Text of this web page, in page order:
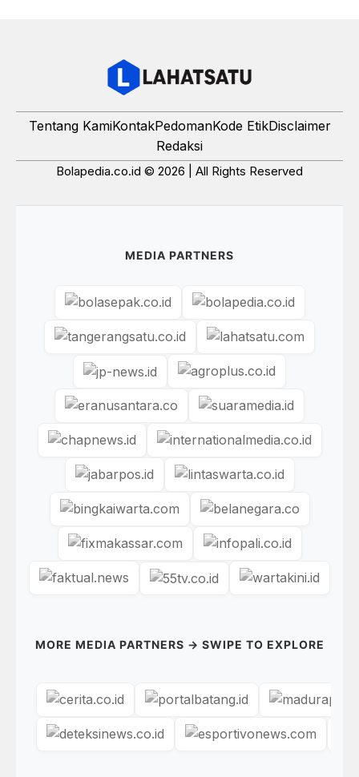
Tentang KamiKontakPedomanKode EtikDisclaimer
Redaksi
Bolapedia.co.id © 2026 | All Rights Reserved
MEDIA PARTNERS
MORE MEDIA PARTNERS → SWIPE TO EXPLORE